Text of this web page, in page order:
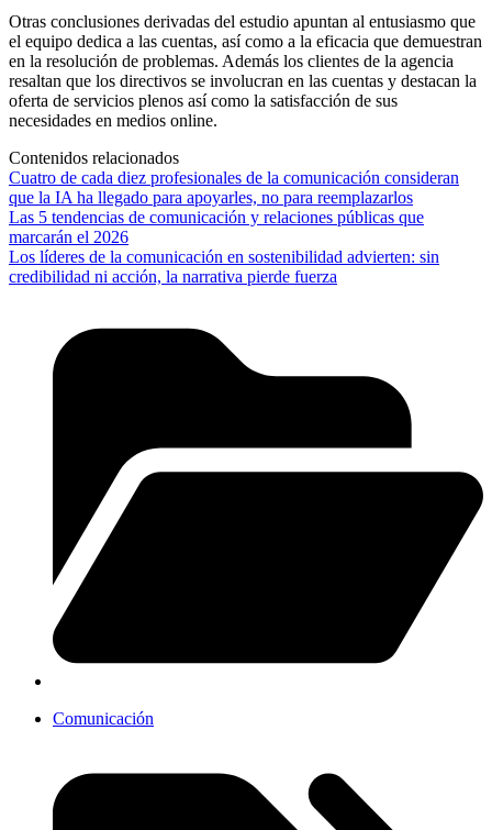
Otras conclusiones derivadas del estudio apuntan al entusiasmo que
el equipo dedica a las cuentas, así como a la eficacia que demuestran
en la resolución de problemas. Además los clientes de la agencia
resaltan que los directivos se involucran en las cuentas y destacan la
oferta de servicios plenos así como la satisfacción de sus
necesidades en medios online.
Contenidos relacionados
Cuatro de cada diez profesionales de la comunicación consideran
que la IA ha llegado para apoyarles, no para reemplazarlos
Las 5 tendencias de comunicación y relaciones públicas que
marcarán el 2026
Los líderes de la comunicación en sostenibilidad advierten: sin
credibilidad ni acción, la narrativa pierde fuerza
Comunicación